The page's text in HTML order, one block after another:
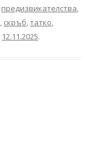
предизвикателства,
, скръб,татко,
12.11.2025.